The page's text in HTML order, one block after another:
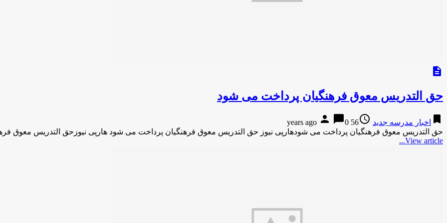
description
حق‌ التدریس معوق فرهنگیان پرداخت می شود
bookmark اخبار مدرسه جدید access_time
56 years ago
person chat_bubble0
حق‌ التدریس معوق فرهنگیان پرداخت می شودهارپی نیوز حق‌ التدریس معوق فرهنگیان پرداخت می شود هارپی نیوزحق‌ التدریس معوق
View article...